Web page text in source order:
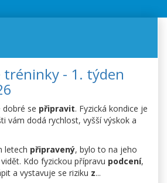
tréninky - 1. týden
dobré se připravit. Fyzická kondice je
vám dodá rychlost, vyšší výskok a
letech připravený, bylo to na jeho
Kdo fyzickou přípravu podcení,
a vystavuje se riziku z...